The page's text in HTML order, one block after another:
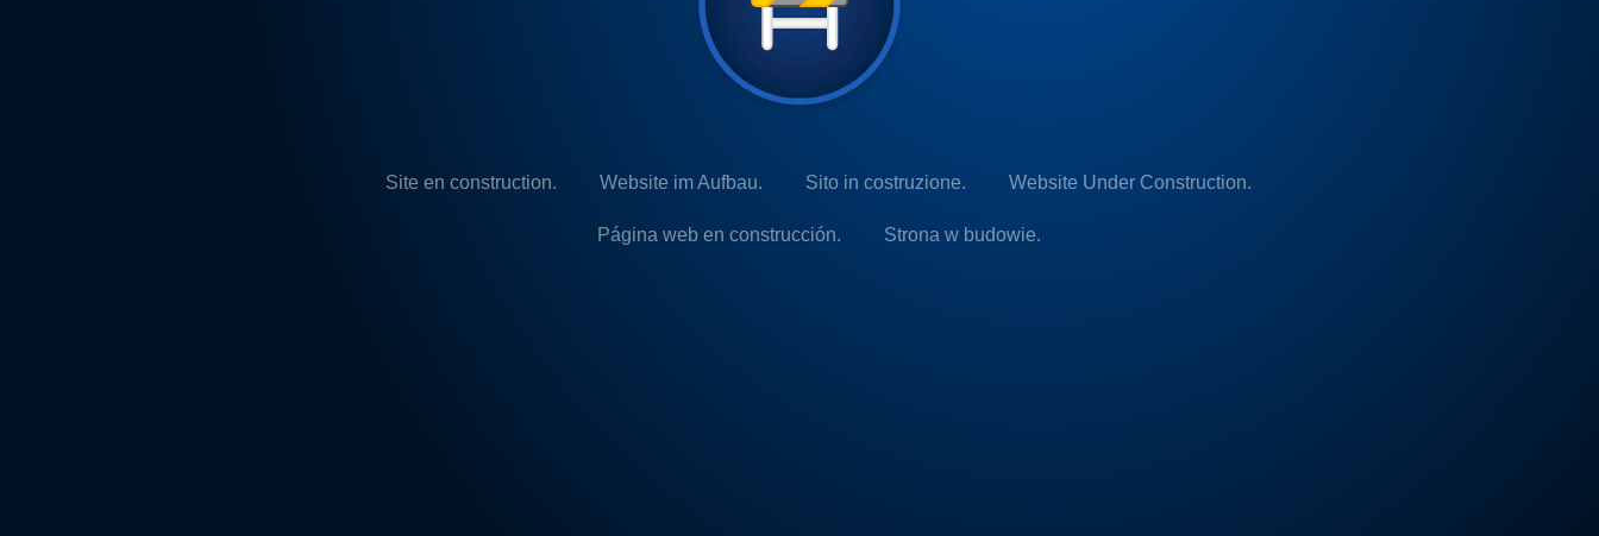
Site en construction. Website im Aufbau. Sito in costruzione. Website Under Construction.
Página web en construcción. Strona w budowie.